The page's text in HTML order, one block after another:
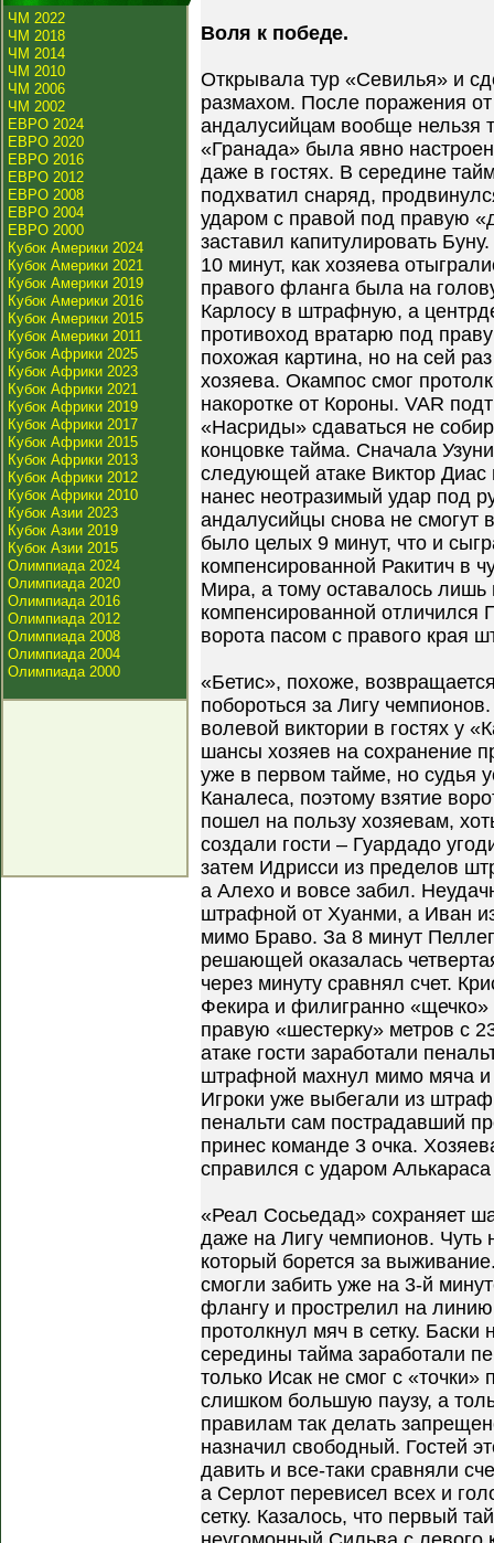
ЧМ 2022
ЧМ 2018
ЧМ 2014
ЧМ 2010
ЧМ 2006
ЧМ 2002
ЕВРО 2024
ЕВРО 2020
ЕВРО 2016
ЕВРО 2012
ЕВРО 2008
ЕВРО 2004
ЕВРО 2000
Кубок Америки 2024
Кубок Америки 2021
Кубок Америки 2019
Кубок Америки 2016
Кубок Америки 2015
Кубок Америки 2011
Кубок Африки 2025
Кубок Африки 2023
Кубок Африки 2021
Кубок Африки 2019
Кубок Африки 2017
Кубок Африки 2015
Кубок Африки 2013
Кубок Африки 2012
Кубок Африки 2010
Кубок Азии 2023
Кубок Азии 2019
Кубок Азии 2015
Олимпиада 2024
Олимпиада 2020
Олимпиада 2016
Олимпиада 2012
Олимпиада 2008
Олимпиада 2004
Олимпиада 2000
Воля к победе.
Открывала тур «Севилья» и
размахом. После поражения
андалусийцам вообще нельзя
«Гранада» была явно
даже в гостях. В середине
подхватил снаряд,
ударом с правой под правую
заставил капитулировать
10 минут, как хозяева
правого фланга была на
Карлосу в штрафную, а
противоход вратарю под
похожая картина, но на сей
хозяева. Окампос смог
накоротке от Короны. VAR
«Насриды» сдаваться не
концовке тайма. Сначала
следующей атаке Виктор Диас
нанес неотразимый удар под
андалусийцы снова не смогут
было целых 9 минут, что и
компенсированной Ракитич в
Мира, а тому оставалось лишь
компенсированной отличился
ворота пасом с правого края
«Бетис», похоже,
побороться за Лигу
волевой виктории в гостях у
шансы хозяев на сохранение
уже в первом тайме, но судья
Каналеса, поэтому взятие
пошел на пользу хозяевам,
создали гости – Гуардадо
затем Идрисси из пределов
а Алехо и вовсе забил.
штрафной от Хуанми, а Иван
мимо Браво. За 8 минут
решающей оказалась
через минуту сравнял счет.
Фекира и филигранно
правую «шестерку» метров с
атаке гости заработали
штрафной махнул мимо мяча и
Игроки уже выбегали из
пенальти сам пострадавший
принес команде 3 очка.
справился с ударом
«Реал Сосьедад» сохраняет
даже на Лигу чемпионов.
который борется за
смогли забить уже на 3-й
флангу и прострелил на
протолкнул мяч в сетку.
середины тайма заработали
только Исак не смог с
слишком большую паузу, а
правилам так делать
назначил свободный. Гостей
давить и все-таки сравняли
а Серлот перевисел всех и
сетку. Казалось, что первый